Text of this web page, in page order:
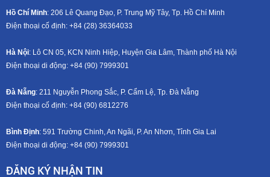
Hồ Chí Minh: 206 Lê Quang Đạo, P. Trung Mỹ Tây, Tp. Hồ Chí Minh
Điện thoại cố định: +84 (28) 36364033
Hà Nội: Lô CN 05, KCN Ninh Hiệp, Huyện Gia Lâm, Thành phố Hà Nội
Điện thoại di động: +84 (90) 7999301
Đà Nẵng: 211 Nguyễn Phong Sắc, P. Cẩm Lệ, Tp. Đà Nẵng
Điện thoại cố định: +84 (90) 6812276
Bình Định: 591 Trường Chinh, An Ngãi, P. An Nhơn, Tỉnh Gia Lai
Điện thoại di động: +84 (90) 7999301
ĐĂNG KÝ NHẬN TIN